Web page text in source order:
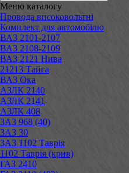
Меню каталогу
Провода високовольтні
Комплект для автомобілю
ВАЗ 2101-2107
ВАЗ 2108-2109
ВАЗ 2121 Нива
21213 Тайга
ВАЗ Ока
АЗЛК 2140
АЗЛК 2141
АЗЛК 408
ЗАЗ 968 (40)
ЗАЗ 30
ЗАЗ 1102 Таврія
1102 Таврія (крив)
ГАЗ 2410